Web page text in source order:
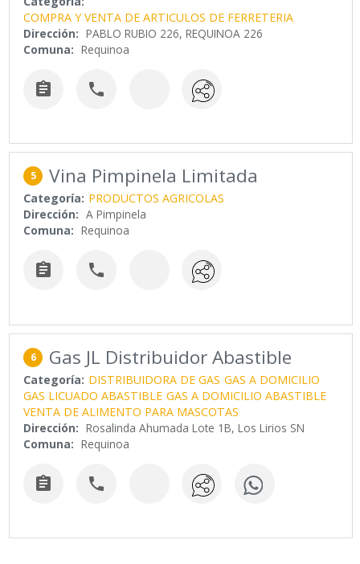
COMPRA Y VENTA DE ARTICULOS DE FERRETERIA
Dirección: PABLO RUBIO 226, REQUINOA 226
Comuna: Requinoa
 
5 Vina Pimpinela Limitada
Categoría: PRODUCTOS AGRICOLAS
Dirección: A Pimpinela
Comuna: Requinoa
 
6 Gas JL Distribuidor Abastible
Categoría: DISTRIBUIDORA DE GAS GAS A DOMICILIO
GAS LICUADO ABASTIBLE GAS A DOMICILIO ABASTIBLE
VENTA DE ALIMENTO PARA MASCOTAS
Dirección: Rosalinda Ahumada Lote 1B, Los Lirios SN
Comuna: Requinoa
 